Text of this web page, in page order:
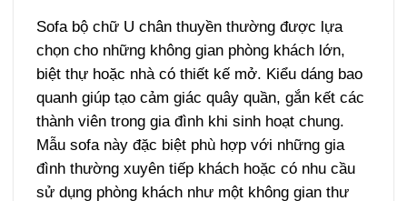
Sofa bộ chữ U chân thuyền thường được lựa
chọn cho những không gian phòng khách lớn,
biệt thự hoặc nhà có thiết kế mở. Kiểu dáng bao
quanh giúp tạo cảm giác quây quần, gắn kết các
thành viên trong gia đình khi sinh hoạt chung.
Mẫu sofa này đặc biệt phù hợp với những gia
đình thường xuyên tiếp khách hoặc có nhu cầu
sử dụng phòng khách như một không gian thư